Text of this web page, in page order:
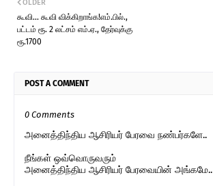
OLDER
கூவி... கூவி விக்கிறாங்க!எம்.பில்.,
பட்டம் ரூ. 2 லட்சம் எம்.ஏ., தேர்வுக்கு
ரூ.1700
POST A COMMENT
0 Comments
அனைத்திந்திய ஆசிரியர் பேரவை நண்பர்களே..
நீங்கள் ஒவ்வொருவரும்
அனைத்திந்திய ஆசிரியர் பேரவையின் அங்கமே..